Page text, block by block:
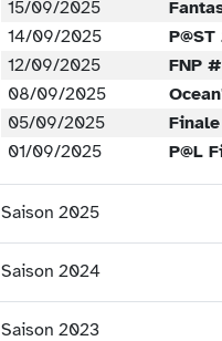
15/09/2025
14/09/2025
12/09/2025
FNP
08/09/2025
05/09/2025
01/09/2025
P@L
Saison 2025
Saison 2024
Saison 2023